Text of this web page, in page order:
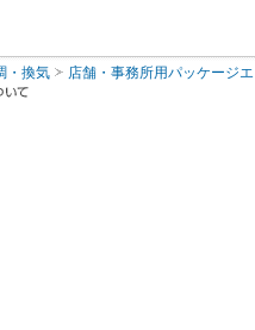
・換気 店舗・事務所用パッケージ